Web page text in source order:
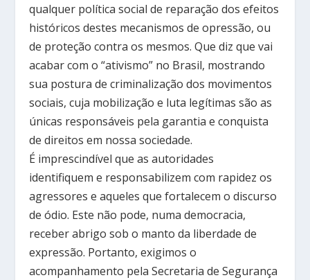
qualquer política social de reparação dos efeitos
históricos destes mecanismos de opressão, ou
de proteção contra os mesmos. Que diz que vai
acabar com o “ativismo” no Brasil, mostrando
sua postura de criminalização dos movimentos
sociais, cuja mobilização e luta legítimas são as
únicas responsáveis pela garantia e conquista
de direitos em nossa sociedade.
É imprescindível que as autoridades
identifiquem e responsabilizem com rapidez os
agressores e aqueles que fortalecem o discurso
de ódio. Este não pode, numa democracia,
receber abrigo sob o manto da liberdade de
expressão. Portanto, exigimos o
acompanhamento pela Secretaria de Segurança